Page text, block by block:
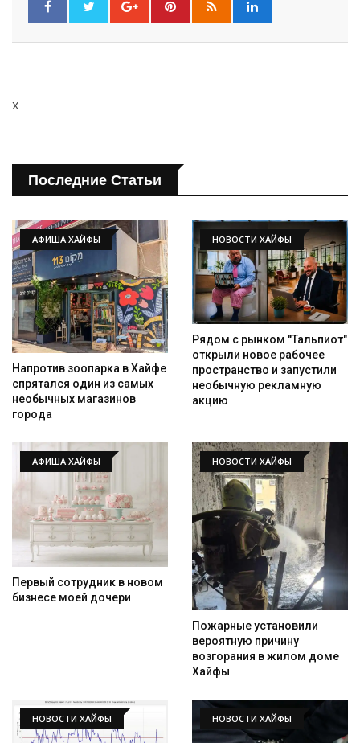
Искать
x
Последние Статьи
АФИША ХАЙФЫ
Напротив зоопарка в Хайфе
спрятался один из самых
необычных магазинов
города
НОВОСТИ ХАЙФЫ
Рядом с рынком "Тальпиот"
открыли новое рабочее
пространство и запустили
необычную рекламную
акцию
АФИША ХАЙФЫ
Первый сотрудник в новом
бизнесе моей дочери
НОВОСТИ ХАЙФЫ
Пожарные установили
вероятную причину
возгорания в жилом доме
Хайфы
НОВОСТИ ХАЙФЫ НОВОСТИ ХАЙФЫ